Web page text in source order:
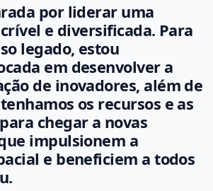
por liderar uma
e diversificada. Para
legado, estou
em desenvolver a
de inovadores, além de
os recursos e as
chegar a novas
impulsionem a
e beneficiem a todos